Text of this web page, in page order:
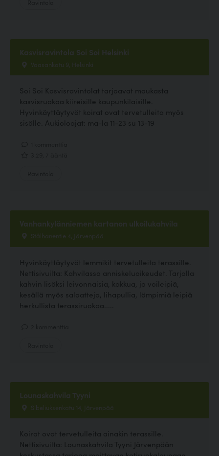
Kasvisravintola Soi Soi Helsinki
Vaasankatu 9, Helsinki
Soi Soi Kasvisravintolat tarjoavat maukasta
kasvisruokaa kiireisille kaupunkilaisille.
Hyvinkäyttäytyvät koirat ovat tervetulleita myös
sisälle. Aukioloajat: ma-la 11-23 su 13-19
Vanhankylänniemen kartanon ulkoilukahvila
Stålhanentie 4, Järvenpää
Hyvinkäyttäytyvät lemmikit tervetulleita terassille.
Nettisivuilta: Kahvilassa anniskeluoikeudet. Tarjolla
kahvin lisäksi leivonnaisia, kakkua, ja voileipiä,
kesällä myös salaatteja, lihapullia, lämpimiä leipiä
herkullista terassiruokaa.....
Lounaskahvila Tyyni
Sibeliuksenkatu 14, Järvenpää
Koirat ovat tervetulleita ainakin terassille.
Nettisivuilta: Lounaskahvila Tyyni Järvenpään